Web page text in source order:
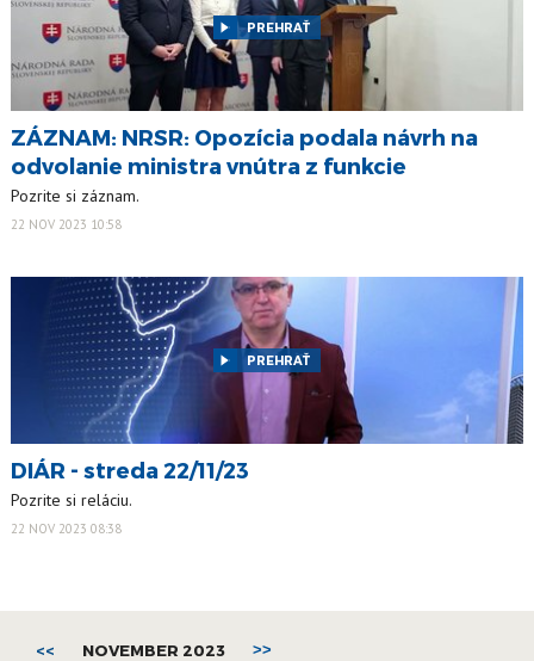
PREHRAŤ
ZÁZNAM: NRSR: Opozícia podala návrh na
odvolanie ministra vnútra z funkcie
Pozrite si záznam.
22 NOV 2023 10:58
PREHRAŤ
DIÁR - streda 22/11/23
Pozrite si reláciu.
22 NOV 2023 08:38
<< NOVEMBER 2023 >>